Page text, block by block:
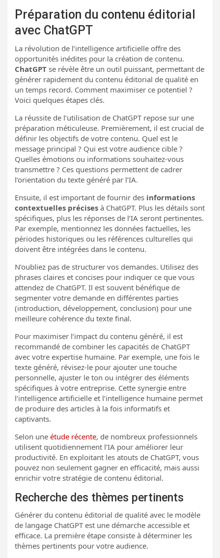
Préparation du contenu éditorial
avec ChatGPT
La révolution de l’intelligence artificielle offre des
opportunités inédites pour la création de contenu.
ChatGPT se révèle être un outil puissant, permettant de
générer rapidement du contenu éditorial de qualité en
un temps record. Comment maximiser ce potentiel ?
Voici quelques étapes clés.
La réussite de l’utilisation de ChatGPT repose sur une
préparation méticuleuse. Premièrement, il est crucial de
définir les objectifs de votre contenu. Quel est le
message principal ? Qui est votre audience cible ?
Quelles émotions ou informations souhaitez-vous
transmettre ? Ces questions permettent de cadrer
l’orientation du texte généré par l’IA.
Ensuite, il est important de fournir des informations
contextuelles précises à ChatGPT. Plus les détails sont
spécifiques, plus les réponses de l’IA seront pertinentes.
Par exemple, mentionnez les données factuelles, les
périodes historiques ou les références culturelles qui
doivent être intégrées dans le contenu.
N’oubliez pas de structurer vos demandes. Utilisez des
phrases claires et concises pour indiquer ce que vous
attendez de ChatGPT. Il est souvent bénéfique de
segmenter votre demande en différentes parties
(introduction, développement, conclusion) pour une
meilleure cohérence du texte final.
Pour maximiser l’impact du contenu généré, il est
recommandé de combiner les capacités de ChatGPT
avec votre expertise humaine. Par exemple, une fois le
texte généré, révisez-le pour ajouter une touche
personnelle, ajuster le ton ou intégrer des éléments
spécifiques à votre entreprise. Cette synergie entre
l’intelligence artificielle et l’intelligence humaine permet
de produire des articles à la fois informatifs et
captivants.
Selon une étude récente, de nombreux professionnels
utilisent quotidiennement l’IA pour améliorer leur
productivité. En exploitant les atouts de ChatGPT, vous
pouvez non seulement gagner en efficacité, mais aussi
enrichir votre stratégie de contenu éditorial.
Recherche des thèmes pertinents
Générer du contenu éditorial de qualité avec le modèle
de langage ChatGPT est une démarche accessible et
efficace. La première étape consiste à déterminer les
thèmes pertinents pour votre audience.